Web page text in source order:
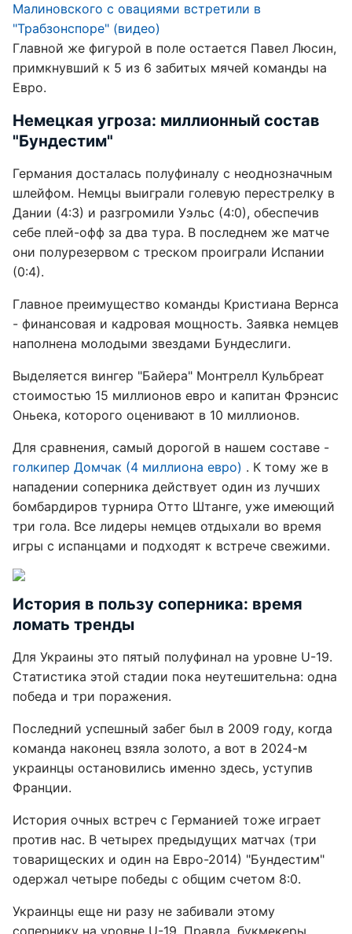
Малиновского с овациями встретили в
"Трабзонспоре" (видео)
Главной же фигурой в поле остается Павел Люсин,
примкнувший к 5 из 6 забитых мячей команды на
Евро.
Немецкая угроза: миллионный состав
"Бундестим"
Германия досталась полуфиналу с неоднозначным
шлейфом. Немцы выиграли голевую перестрелку в
Дании (4:3) и разгромили Уэльс (4:0), обеспечив
себе плей-офф за два тура. В последнем же матче
они полурезервом с треском проиграли Испании
(0:4).
Главное преимущество команды Кристиана Вернса
- финансовая и кадровая мощность. Заявка немцев
наполнена молодыми звездами Бундеслиги.
Выделяется вингер "Байера" Монтрелл Кульбреат
стоимостью 15 миллионов евро и капитан Фрэнсис
Оньека, которого оценивают в 10 миллионов.
Для сравнения, самый дорогой в нашем составе -
голкипер Домчак (4 миллиона евро) . К тому же в
нападении соперника действует один из лучших
бомбардиров турнира Отто Штанге, уже имеющий
три гола. Все лидеры немцев отдыхали во время
игры с испанцами и подходят к встрече свежими.
История в пользу соперника: время
ломать тренды
Для Украины это пятый полуфинал на уровне U-19.
Статистика этой стадии пока неутешительна: одна
победа и три поражения.
Последний успешный забег был в 2009 году, когда
команда наконец взяла золото, а вот в 2024-м
украинцы остановились именно здесь, уступив
Франции.
История очных встреч с Германией тоже играет
против нас. В четырех предыдущих матчах (три
товарищеских и один на Евро-2014) "Бундестим"
одержал четыре победы с общим счетом 8:0.
Украинцы еще ни разу не забивали этому